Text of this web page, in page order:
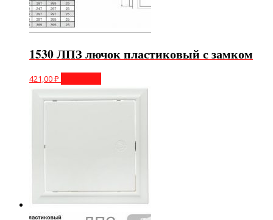
1530 ЛПЗ лючок пластиковый с замком
421,00₽